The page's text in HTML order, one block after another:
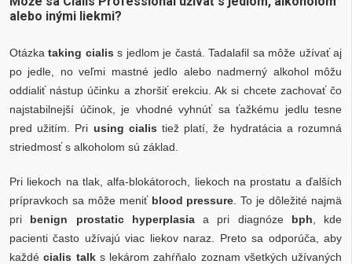
alebo inými liekmi?
Otázkataking cialis s jedlom je častá. Tadalafil sa môže užívať aj
po jedle, no veľmi mastné jedlo alebo nadmerný alkohol môžu
oddialiť nástup účinku a zhoršiť erekciu. Ak si chcete zachovať čo
najstabilnejší účinok, je vhodné vyhnúť sa ťažkému jedlu tesne
pred užitím. Pri using cialis tiež platí, že hydratácia a rozumná
striedmosť s alkoholom sú základ.
Pri liekoch na tlak, alfa-blokátoroch, liekoch na prostatu a ďalších
prípravkoch sa môže meniť blood pressure . To je dôležité najmä
pri benign prostatic hyperplasiaa pri diagnóze bph , kde
pacienti často užívajú viac liekov naraz. Preto sa odporúča, aby
každécialis talks lekárom zahŕňalo zoznam všetkých užívaných